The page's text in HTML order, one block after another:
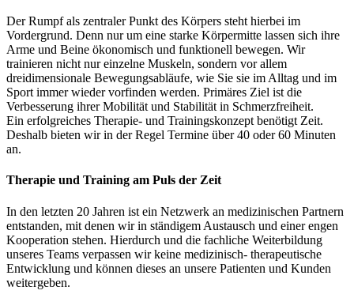
Der Rumpf als zentraler Punkt des Körpers steht hierbei im
Vordergrund. Denn nur um eine starke Körpermitte lassen sich ihre
Arme und Beine ökonomisch und funktionell bewegen. Wir
trainieren nicht nur einzelne Muskeln, sondern vor allem
dreidimensionale Bewegungsabläufe, wie Sie sie im Alltag und im
Sport immer wieder vorfinden werden. Primäres Ziel ist die
Verbesserung ihrer Mobilität und Stabilität in Schmerzfreiheit.
Ein erfolgreiches Therapie- und Trainingskonzept benötigt Zeit.
Deshalb bieten wir in der Regel Termine über 40 oder 60 Minuten
an.
Therapie und Training am Puls der Zeit
In den letzten 20 Jahren ist ein Netzwerk an medizinischen Partnern
entstanden, mit denen wir in ständigem Austausch und einer engen
Kooperation stehen. Hierdurch und die fachliche Weiterbildung
unseres Teams verpassen wir keine medizinisch- therapeutische
Entwicklung und können dieses an unsere Patienten und Kunden
weitergeben.